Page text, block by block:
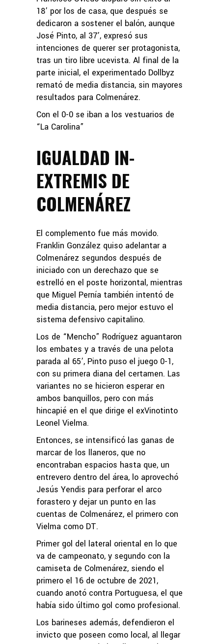
18’ por los de casa, que después se
dedicaron a sostener el balón, aunque
José Pinto, al 37’, expresó sus
intenciones de querer ser protagonista,
tras un tiro libre ucevista. Al final de la
parte inicial, el experimentado Dollbyz
remató de media distancia, sin mayores
resultados para Colmenárez.
Con el 0-0 se iban a los vestuarios de
“La Carolina”
IGUALDAD IN-
EXTREMIS DE
COLMENÁREZ
El complemento fue más movido.
Franklin González quiso adelantar a
Colmenárez segundos después de
iniciado con un derechazo que se
estrelló en el poste horizontal, mientras
que Miguel Pernía también intentó de
media distancia, pero mejor estuvo el
sistema defensivo capitalino.
Los de “Mencho” Rodríguez aguantaron
los embates y a través de una pelota
parada al 65’, Pinto puso el juego 0-1,
con su primera diana del certamen. Las
variantes no se hicieron esperar en
ambos banquillos, pero con más
hincapié en el que dirige el exVinotinto
Leonel Vielma.
Entonces, se intensificó las ganas de
marcar de los llaneros, que no
encontraban espacios hasta que, un
entrevero dentro del área, lo aprovechó
Jesús Yendis para perforar el arco
forastero y dejar un punto en las
cuentas de Colmenárez, el primero con
Vielma como DT.
Primer gol del lateral oriental en lo que
va de campeonato, y segundo con la
camiseta de Colmenárez, siendo el
primero el 16 de octubre de 2021,
cuando anotó contra Portuguesa, el que
había sido último gol como profesional.
Los barineses además, defendieron el
invicto que poseen como local, al llegar